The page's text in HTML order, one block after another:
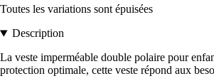
Toutes les variations sont épuisées
Description
La veste imperméable double polaire pour
protection optimale, cette veste répond aux